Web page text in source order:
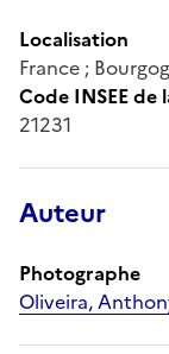
Localisation
France ;
Code INSEE de
21231
Auteur
Photographe
Oliveira,